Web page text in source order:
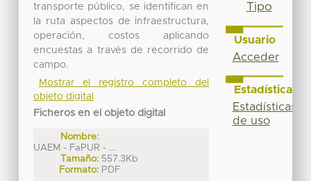
transporte público, se identifican en
la ruta aspectos de infraestructura,
operación, costos aplicando
encuestas a través de recorrido de
campo.
Mostrar el registro completo del
objeto digital
Ficheros en el objeto digital
Nombre:
UAEM - FaPUR - ...
Tamaño: 557.3Kb
Formato: PDF
Tipo
Usuario
Acceder
Estadísticas
Estadísticas
de uso